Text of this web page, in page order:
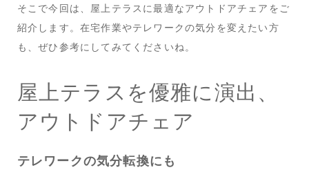
そこで今回は、屋上テラスに最適なアウトドアチェアをご
紹介します。在宅作業やテレワークの気分を変えたい方
も、ぜひ参考にしてみてくださいね。
屋上テラスを優雅に演出、
アウトドアチェア
テレワークの気分転換にも